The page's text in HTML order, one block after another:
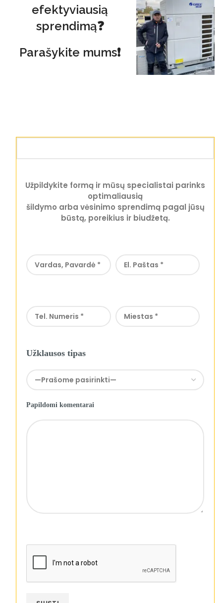
efektyviausią
sprendimą❓
Parašykite mums❗
Užpildykite formą ir mūsų specialistai parinks
optimaliausią
šildymo arba vėsinimo sprendimą pagal jūsų
būstą, poreikius ir biudžetą.
Užklausos tipas
Papildomi komentarai